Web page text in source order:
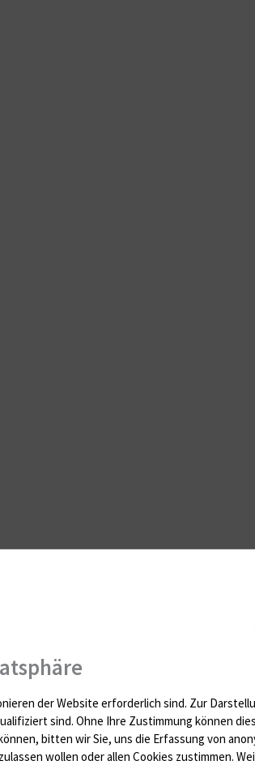
Endoprothetik und Stiftung
Rostock und Kaunas starten
der Website erforderlich sind. Zur
sind. Ohne Ihre Zustimmung können
bitten wir Sie, uns die Erfassung von
wollen oder allen Cookies zustimmen.